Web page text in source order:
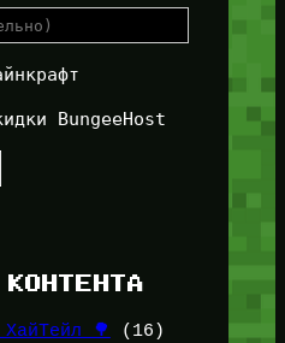
BungeeHost
КОНТЕНТА
🌳
(16)